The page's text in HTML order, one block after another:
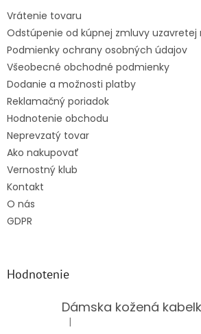
Vrátenie tovaru
Odstúpenie od kúpnej zmluvy uzavretej
Podmienky ochrany osobných údajov
Všeobecné obchodné podmienky
Dodanie a možnosti platby
Reklamačný poriadok
Hodnotenie obchodu
Neprevzatý tovar
Ako nakupovať
Vernostný klub
Kontakt
O nás
GDPR
Hodnotenie
Hodnotenie produktu je 5 z 5
|